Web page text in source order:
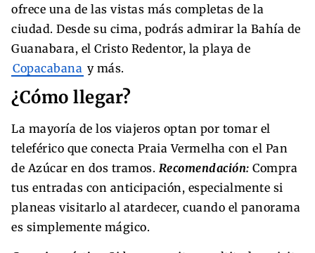
ofrece una de las vistas más completas de la
ciudad. Desde su cima, podrás admirar la Bahía de
Guanabara, el Cristo Redentor, la playa de
Copacabana y más.
¿Cómo llegar?
La mayoría de los viajeros optan por tomar el
teleférico que conecta Praia Vermelha con el Pan
de Azúcar en dos tramos. Recomendación: Compra
tus entradas con anticipación, especialmente si
planeas visitarlo al atardecer, cuando el panorama
es simplemente mágico.